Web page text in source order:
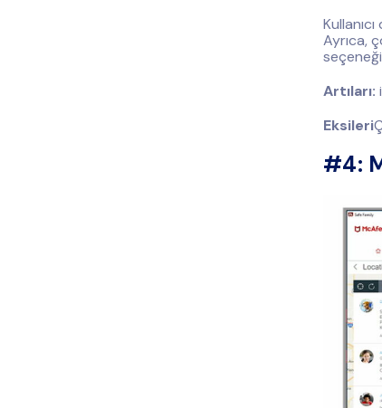
Ayrıca,
Artıları:
Eksileri
#4: